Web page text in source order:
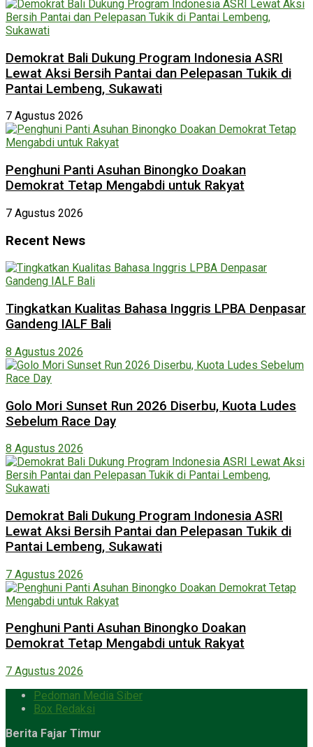
Demokrat Bali Dukung Program Indonesia ASRI
Lewat Aksi Bersih Pantai dan Pelepasan Tukik di
Pantai Lembeng, Sukawati
7 Agustus 2026
Penghuni Panti Asuhan Binongko Doakan
Demokrat Tetap Mengabdi untuk Rakyat
7 Agustus 2026
Recent News
Tingkatkan Kualitas Bahasa Inggris LPBA Denpasar
Gandeng IALF Bali
8 Agustus 2026
Golo Mori Sunset Run 2026 Diserbu, Kuota Ludes
Sebelum Race Day
8 Agustus 2026
Demokrat Bali Dukung Program Indonesia ASRI
Lewat Aksi Bersih Pantai dan Pelepasan Tukik di
Pantai Lembeng, Sukawati
7 Agustus 2026
Penghuni Panti Asuhan Binongko Doakan
Demokrat Tetap Mengabdi untuk Rakyat
7 Agustus 2026
Pedoman Media Siber
Box Redaksi
Berita Fajar Timur